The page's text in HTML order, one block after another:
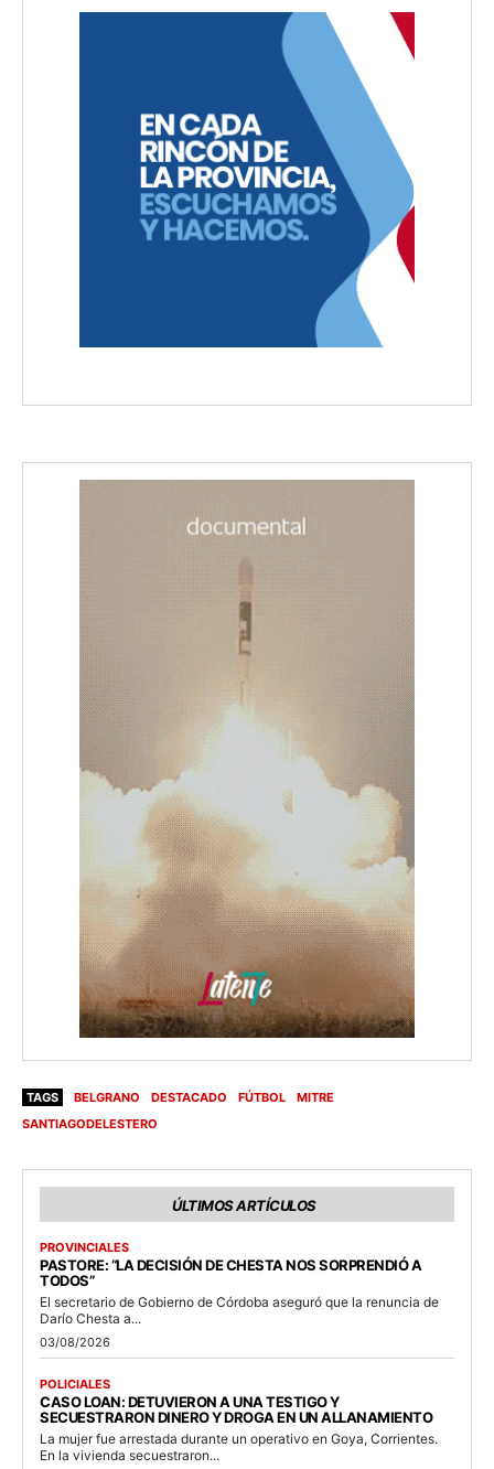
TAGS BELGRANO DESTACADO FÚTBOL
MITRE
SANTIAGODELESTERO
ÚLTIMOS ARTÍCULOS
PROVINCIALES
PASTORE: “LA DECISIÓN DE CHESTA NOS SORPRENDIÓ A
TODOS”
El secretario de Gobierno de Córdoba aseguró que la renuncia de
Darío Chesta a...
03/08/2026
POLICIALES
CASO LOAN: DETUVIERON A UNA TESTIGO Y
SECUESTRARON DINERO Y DROGA EN UN ALLANAMIENTO
La mujer fue arrestada durante un operativo en Goya, Corrientes.
En la vivienda secuestraron...